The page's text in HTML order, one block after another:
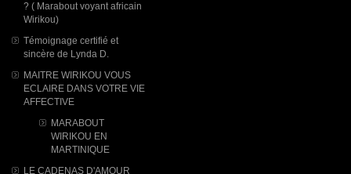
? ( Marabout voyant africain
Wirikou)
Témoignage certifié et
sincère de Lynda D.
MAITRE WIRIKOU VOUS
ECLAIRE DANS VOTRE VIE
AFFECTIVE
MARABOUT
WIRIKOU ​EN
MARTINIQUE
LE CADENAS D'AMOUR